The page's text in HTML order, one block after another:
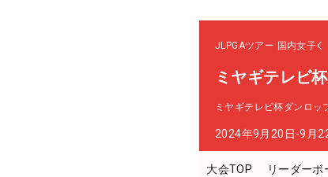
JLPGAツアー 国内女子
ミヤギテレビ
ミヤギテレビ杯ダンロッ
2024年9月20日-9月
大会TOP リーダーボ